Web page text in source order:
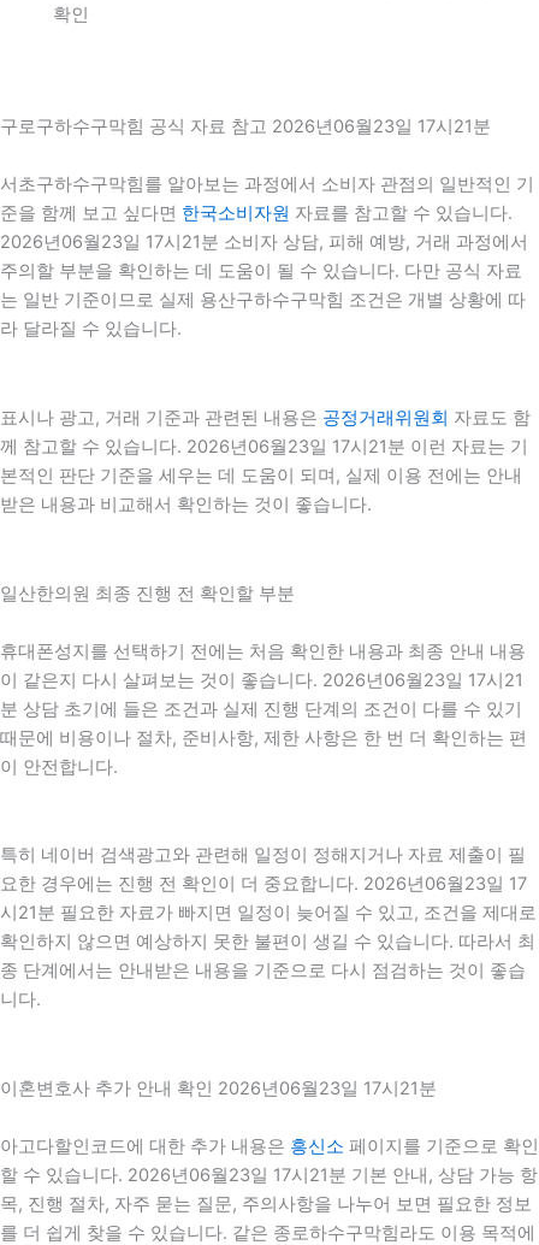
확인
구로구하수구막힘 공식 자료 참고 2026년06월23일 17시21분
서초구하수구막힘를 알아보는 과정에서 소비자 관점의 일반적인 기
준을 함께 보고 싶다면 한국소비자원 자료를 참고할 수 있습니다.
2026년06월23일 17시21분 소비자 상담, 피해 예방, 거래 과정에서
주의할 부분을 확인하는 데 도움이 될 수 있습니다. 다만 공식 자료
는 일반 기준이므로 실제 용산구하수구막힘 조건은 개별 상황에 따
라 달라질 수 있습니다.
표시나 광고, 거래 기준과 관련된 내용은 공정거래위원회 자료도 함
께 참고할 수 있습니다. 2026년06월23일 17시21분 이런 자료는 기
본적인 판단 기준을 세우는 데 도움이 되며, 실제 이용 전에는 안내
받은 내용과 비교해서 확인하는 것이 좋습니다.
일산한의원 최종 진행 전 확인할 부분
휴대폰성지를 선택하기 전에는 처음 확인한 내용과 최종 안내 내용
이 같은지 다시 살펴보는 것이 좋습니다. 2026년06월23일 17시21
분 상담 초기에 들은 조건과 실제 진행 단계의 조건이 다를 수 있기
때문에 비용이나 절차, 준비사항, 제한 사항은 한 번 더 확인하는 편
이 안전합니다.
특히 네이버 검색광고와 관련해 일정이 정해지거나 자료 제출이 필
요한 경우에는 진행 전 확인이 더 중요합니다. 2026년06월23일 17
시21분 필요한 자료가 빠지면 일정이 늦어질 수 있고, 조건을 제대로
확인하지 않으면 예상하지 못한 불편이 생길 수 있습니다. 따라서 최
종 단계에서는 안내받은 내용을 기준으로 다시 점검하는 것이 좋습
니다.
이혼변호사 추가 안내 확인 2026년06월23일 17시21분
아고다할인코드에 대한 추가 내용은 흥신소 페이지를 기준으로 확인
할 수 있습니다. 2026년06월23일 17시21분 기본 안내, 상담 가능 항
목, 진행 절차, 자주 묻는 질문, 주의사항을 나누어 보면 필요한 정보
를 더 쉽게 찾을 수 있습니다. 같은 종로하수구막힘라도 이용 목적에